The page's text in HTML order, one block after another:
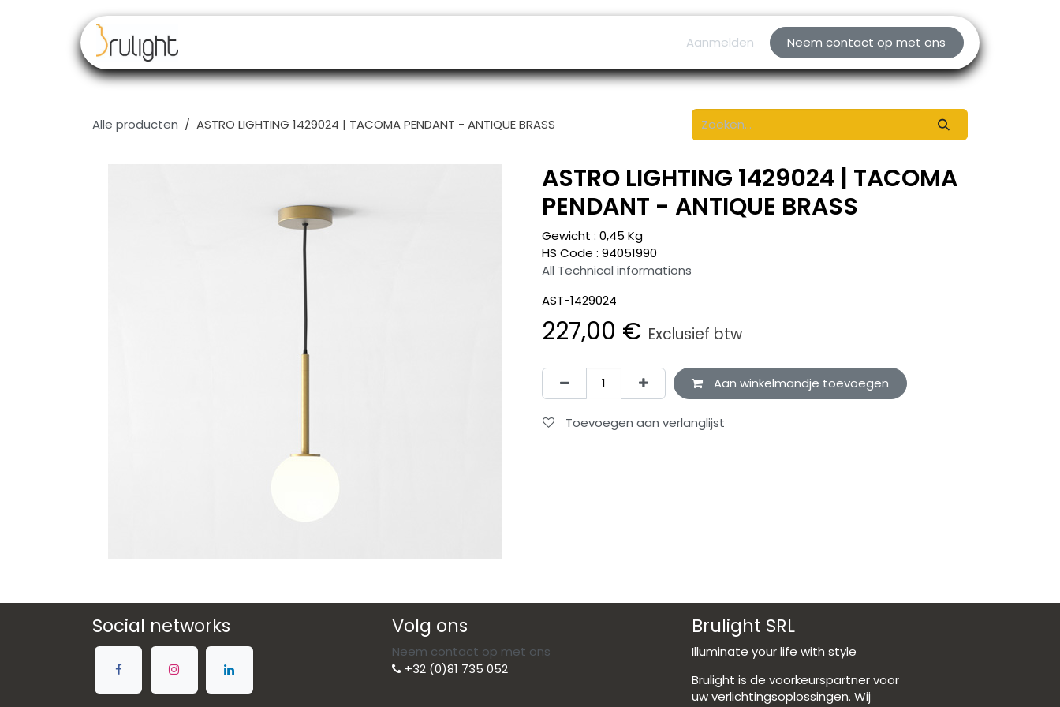
Aanmelden Neem contact op met ons
Alle producten ASTRO LIGHTING 1429024 | TACOMA PENDANT - ANTIQUE BRASS
ASTRO LIGHTING 1429024 | TACOMA
PENDANT - ANTIQUE BRASS
Gewicht : 0,45 Kg
HS Code : 94051990
All Technical informations
AST-1429024
227,00 € Exclusief btw
Aan winkelmandje toevoegen
Toevoegen aan verlanglijst
Social networks Volg ons
Neem contact op met ons
+32 (0)81 735 052
Brulight SRL
Illuminate your life with style
Brulight is de voorkeurspartner voor
uw verlichtingsoplossingen. Wij